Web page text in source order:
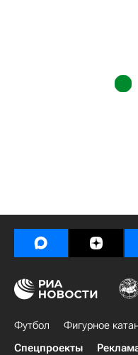
Футбол Фигурное
Спецпроекты